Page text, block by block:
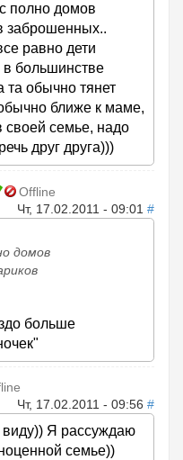
полно домов
заброшенных..
равно дети
большинстве
та обычно тянет
ближе к маме,
своей семье, надо
друг друга)))
Offline
Чт, 17.02.2011 - 09:01 #
домов
больше
Чт, 17.02.2011 - 09:56 #
виду)) Я рассуждаю
семье))